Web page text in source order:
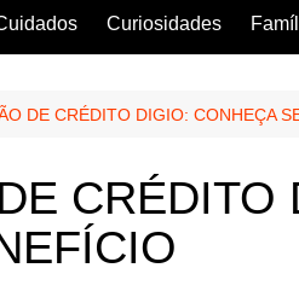
Curiosidades
DE CRÉDITO DIGIO: CONHEÇA
CRÉDITO